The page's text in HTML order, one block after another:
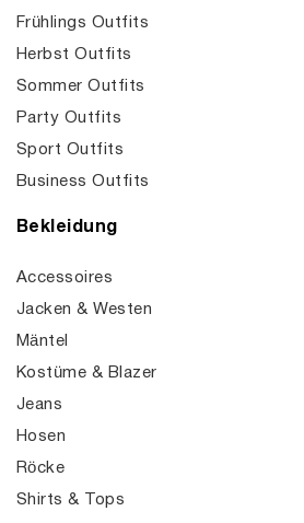
Frühlings Outfits
Herbst Outfits
Sommer Outfits
Party Outfits
Sport Outfits
Business Outfits
Bekleidung
Accessoires
Jacken & Westen
Mäntel
Kostüme & Blazer
Jeans
Hosen
Röcke
Shirts & Tops